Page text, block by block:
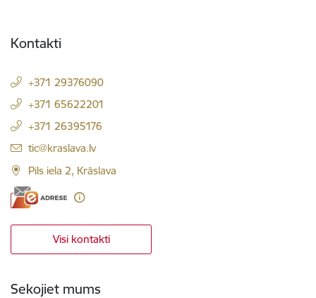
Kontakti
+371 29376090
+371 65622201
+371 26395176
E-pasts:
tic@kraslava.lv
Pils iela 2, Krāslava
Visi kontakti
Sekojiet mums